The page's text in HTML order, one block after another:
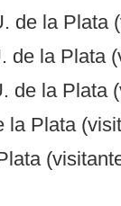
de la Plata
la Plata
de la Plata
Plata